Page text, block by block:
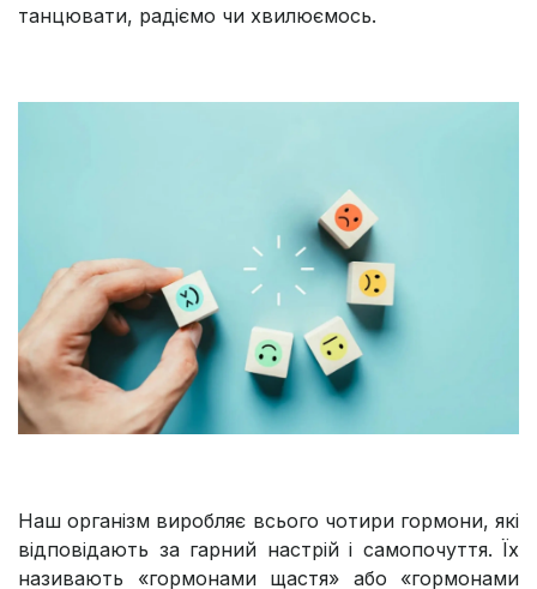
танцювати, радіємо чи хвилюємось.
Наш організм виробляє всього чотири гормони, які
відповідають за гарний настрій і самопочуття. Їх
називають «гормонами щастя» або «гормонами